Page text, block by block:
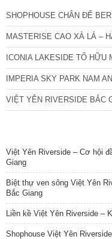
SHOPHOUSE CHÂN ĐẾ
MASTERISE CAO XÀ LÁ –
ICONIA LAKESIDE TỐ HỮU
IMPERIA SKY PARK NAM
VIỆT YÊN RIVERSIDE BẮC
Việt Yên Riverside – Cơ hội
Giang
Biệt thự ven sông Việt Yên
Bắc Giang
Liền kề Việt Yên Riverside –
Shophouse Việt Yên